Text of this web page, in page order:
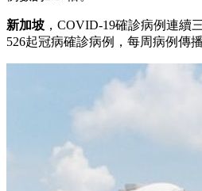
新加坡 ，COVID-19確診病例連續
526起冠病確診病例，每周病例傳